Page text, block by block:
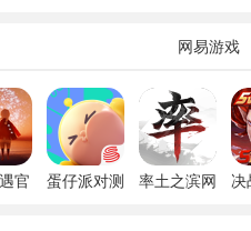
网易游戏
官
蛋仔派对测
率土之滨网
决